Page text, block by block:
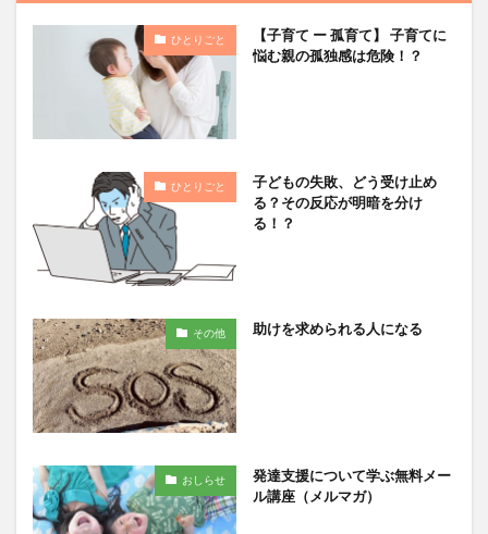
ひとりごと
【子育て ー 孤育て】 子育てに
悩む親の孤独感は危険！？
ひとりごと
子どもの失敗、どう受け止め
る？その反応が明暗を分け
る！？
その他 助けを求められる人になる
おしらせ
発達支援について学ぶ無料メー
ル講座（メルマガ）